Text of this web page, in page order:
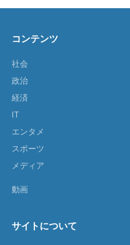
コンテンツ
社会
政治
経済
IT
エンタメ
スポーツ
メディア
動画
サイトについて